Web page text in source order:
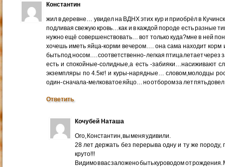
Константин
жил в деревне… увидел на ВДНХ этих кур и приобрёл в
подливая свежую кровь…как и в каждой породе есть разные
нужно ещё совершенствовать… вот только куда?мне в ней
хочешь иметь яйца-корми вечером…. она сама находит
быть под носом…. соответственно- легкая птица летает
есть и спокойные-солидные,а есть -забияки…насиживают
экземпляры по 4.5кг! и куры-нарядные… словом,молодцы
один- сначала-мелковатое яйцо… но отбором за лет пять
Ответить
Кочубей Наташа
Ого, Константин, вы меня удивили.
28 лет держать без перерыва одну и ту же
круто!!!
Видимо в вас заложено быть куроводом от рождения.